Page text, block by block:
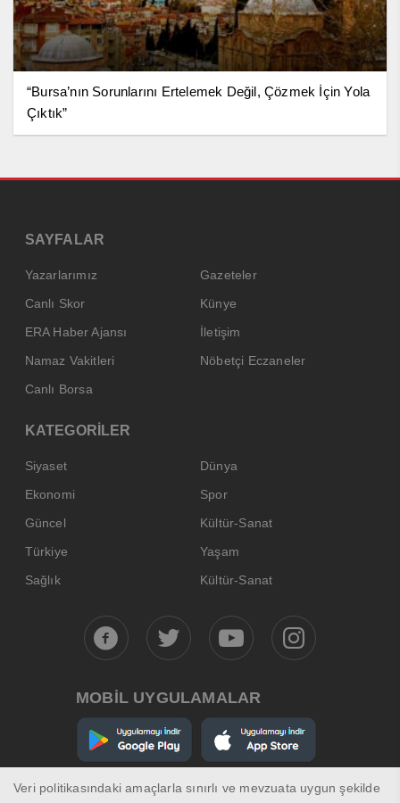
“Bursa’nın Sorunlarını Ertelemek Değil, Çözmek İçin Yola
Çıktık”
SAYFALAR
Yazarlarımız
Gazeteler
Canlı Skor
Künye
ERA Haber Ajansı
İletişim
Namaz Vakitleri
Nöbetçi Eczaneler
Canlı Borsa
KATEGORİLER
Siyaset
Dünya
Ekonomi
Spor
Güncel
Kültür-Sanat
Türkiye
Yaşam
Sağlık
Kültür-Sanat
MOBİL UYGULAMALAR
Veri politikasındaki amaçlarla sınırlı ve mevzuata uygun şekilde